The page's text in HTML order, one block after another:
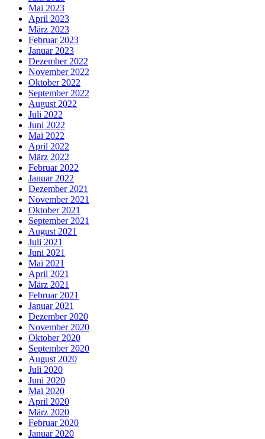
Mai 2023
April 2023
März 2023
Februar 2023
Januar 2023
Dezember 2022
November 2022
Oktober 2022
September 2022
August 2022
Juli 2022
Juni 2022
Mai 2022
April 2022
März 2022
Februar 2022
Januar 2022
Dezember 2021
November 2021
Oktober 2021
September 2021
August 2021
Juli 2021
Juni 2021
Mai 2021
April 2021
März 2021
Februar 2021
Januar 2021
Dezember 2020
November 2020
Oktober 2020
September 2020
August 2020
Juli 2020
Juni 2020
Mai 2020
April 2020
März 2020
Februar 2020
Januar 2020